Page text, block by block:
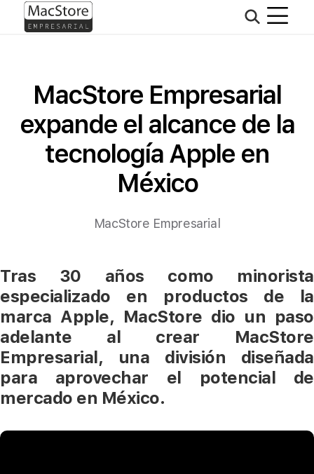
MacStore Empresarial
expande el alcance de la
tecnología Apple en
México
MacStore Empresarial
Tras 30 años como minorista
especializado en productos de la
marca Apple, MacStore dio un paso
adelante al crear MacStore
Empresarial, una división diseñada
para aprovechar el potencial de
mercado en México.